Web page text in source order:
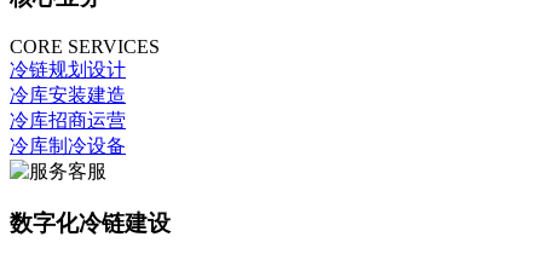
CORE SERVICES
冷链规划设计
冷库安装建造
冷库招商运营
冷库制冷设备
数字化冷链建设